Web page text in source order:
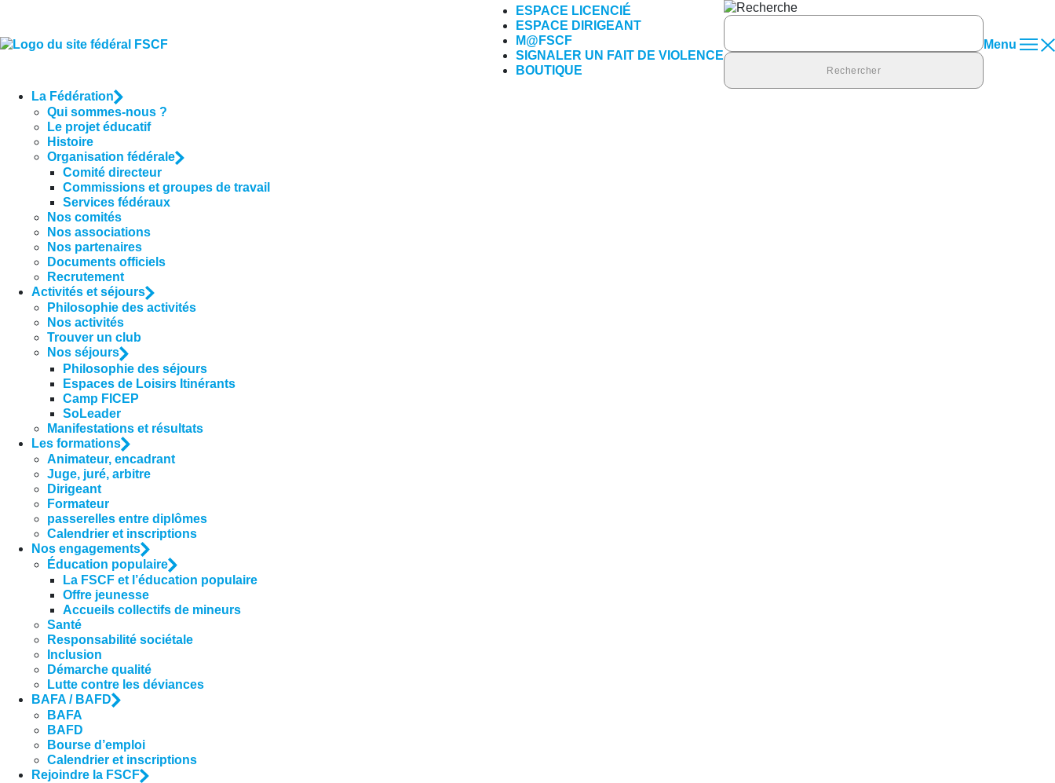
ESPACE LICENCIÉ
ESPACE DIRIGEANT
M@FSCF
SIGNALER UN FAIT DE VIOLENCE
BOUTIQUE
Rechercher :
Menu
La Fédération
Qui sommes-nous ?
Le projet éducatif
Histoire
Organisation fédérale
Comité directeur
Commissions et groupes de travail
Services fédéraux
Nos comités
Nos associations
Nos partenaires
Documents officiels
Recrutement
Activités et séjours
Philosophie des activités
Nos activités
Trouver un club
Nos séjours
Philosophie des séjours
Espaces de Loisirs Itinérants
Camp FICEP
SoLeader
Manifestations et résultats
Les formations
Animateur, encadrant
Juge, juré, arbitre
Dirigeant
Formateur
passerelles entre diplômes
Calendrier et inscriptions
Nos engagements
Éducation populaire
La FSCF et l’éducation populaire
Offre jeunesse
Accueils collectifs de mineurs
Santé
Responsabilité sociétale
Inclusion
Démarche qualité
Lutte contre les déviances
BAFA / BAFD
BAFA
BAFD
Bourse d’emploi
Calendrier et inscriptions
Rejoindre la FSCF